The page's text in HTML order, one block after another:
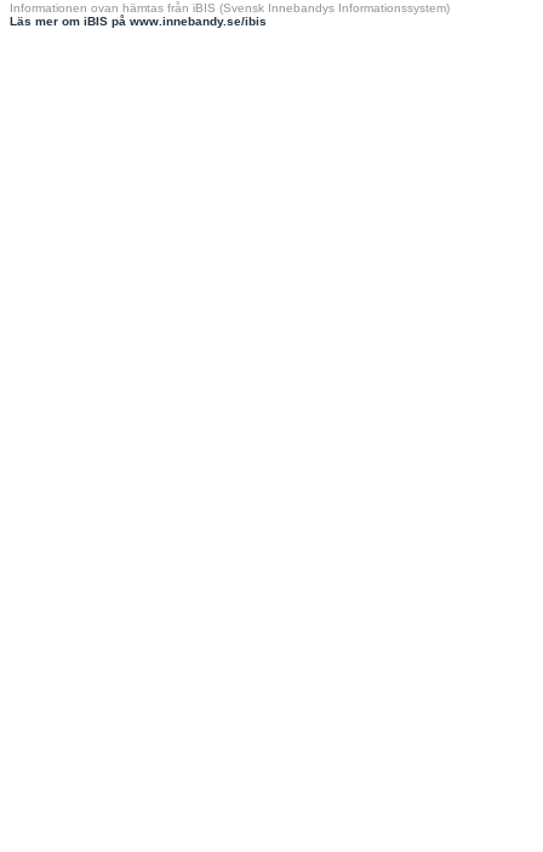
Informationen ovan hämtas från iBIS (Svensk Innebandys Informationssystem)
Läs mer om iBIS på www.innebandy.se/ibis